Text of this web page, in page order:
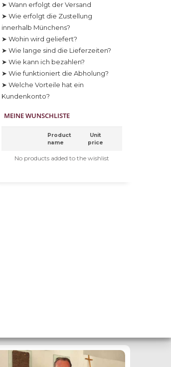
➤ Wann erfolgt der Versand
➤ Wie erfolgt die Zustellung
innerhalb Münchens?
➤ Wohin wird geliefert?
➤ Wie lange sind die Lieferzeiten?
➤ Wie kann ich bezahlen?
➤ Wie funktioniert die Abholung?
➤ Welche Vorteile hat ein
Kundenkonto?
MEINE WUNSCHLISTE
Product
name
Unit
price
No products added to the wishlist